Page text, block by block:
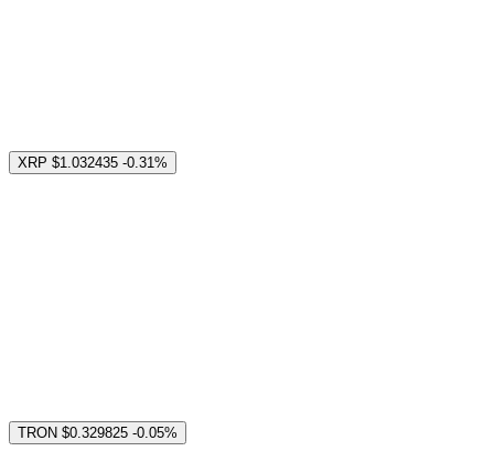
XRP $1.032435 -0.31%
TRON $0.329825 -0.05%